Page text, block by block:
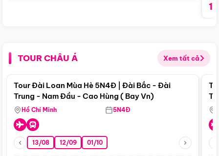
TOUR CHÂU Á Xem tất cả
Điểm nổi bật
Tour Đài Loan Mùa Hè 5N4Đ | Đài Bắc - Đài
Trung - Nam Đầu - Cao Hùng ( Bay Vn)
Hồ Chí Minh 5N4Đ
13/08 12/09 01/10